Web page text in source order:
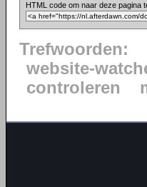
HTML code om naar deze pagina
Trefwoorden:
website-
controleren